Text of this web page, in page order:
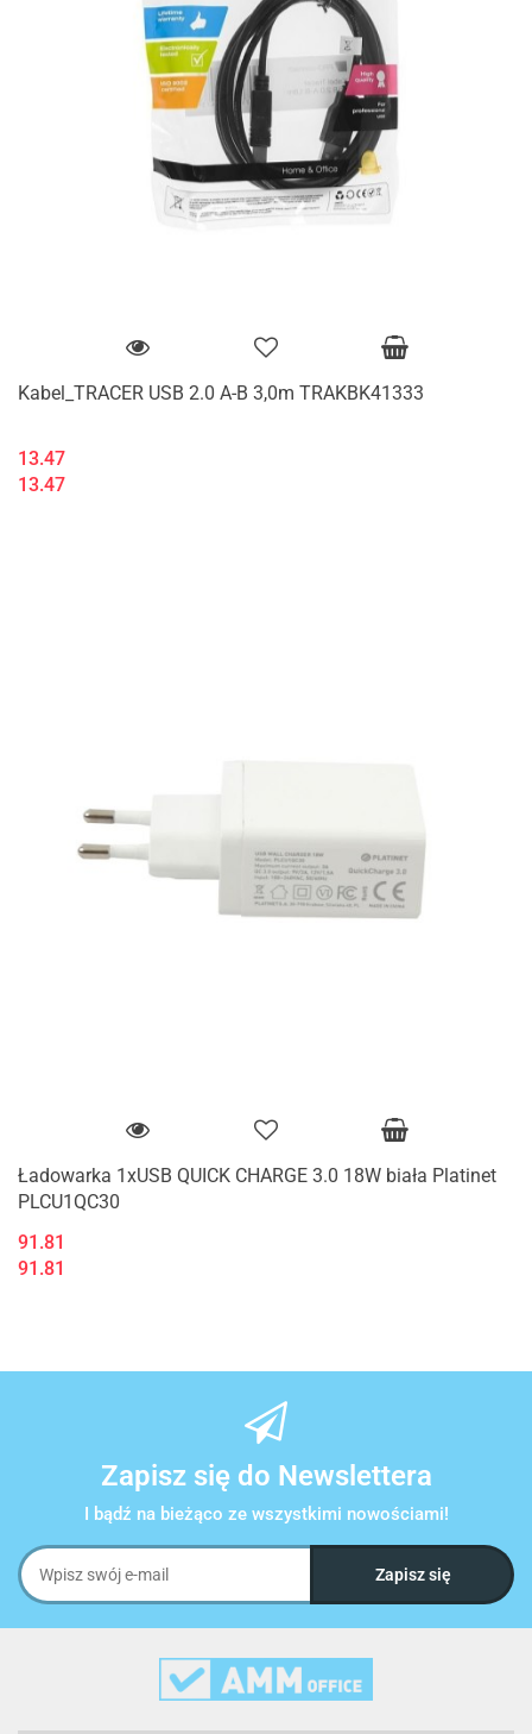
Kabel_TRACER USB 2.0 A-B 3,0m TRAKBK41333
13.47
13.47
Ładowarka 1xUSB QUICK CHARGE 3.0 18W biała Platinet
PLCU1QC30
91.81
91.81
Zapisz się do Newslettera
I bądź na bieżąco ze wszystkimi nowościami!